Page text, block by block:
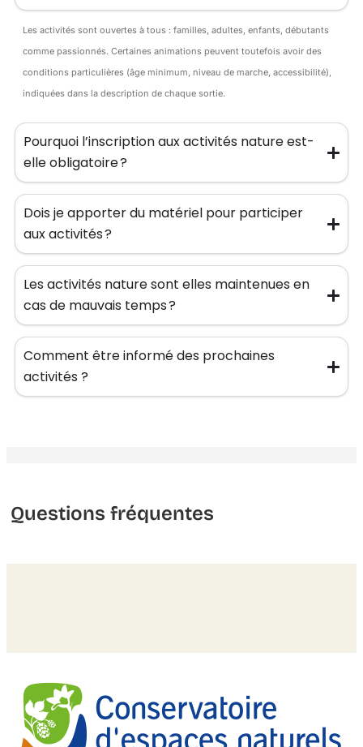
Les activités sont ouvertes à tous : familles, adultes, enfants, débutants
comme passionnés. Certaines animations peuvent toutefois avoir des
conditions particulières (âge minimum, niveau de marche, accessibilité),
indiquées dans la description de chaque sortie.
Pourquoi l’inscription aux activités nature est-
elle obligatoire ?
Dois je apporter du matériel pour participer
aux activités ?
Les activités nature sont elles maintenues en
cas de mauvais temps ?
Comment être informé des prochaines
activités ?
Questions fréquentes